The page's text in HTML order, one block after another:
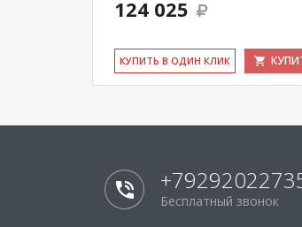
124 025
КУ­ПИТЬ В ОДИН КЛИК
Бесплатный звонок